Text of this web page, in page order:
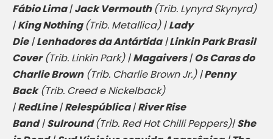
Fábio Lima|Jack Vermouth(Trib. Lynyrd Skynyrd)
|King Nothing(Trib. Metallica) |Lady
Die|Lenhadores da Antártida|Linkin Park Brasil
Cover(Trib. Linkin Park) |Magaivers|Os Caras do
Charlie Brown(Trib. Charlie Brown Jr.) |Penny
Back(Trib. Creed e Nickelback)
|RedLine|Relespública|River Rise
Band|Sulround(Trib. Red Hot Chilli Peppers)|She